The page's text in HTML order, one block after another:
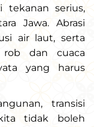
tekanan serius,
Jawa. Abrasi
air laut, serta
rob dan cuaca
yang harus
transisi
tidak boleh